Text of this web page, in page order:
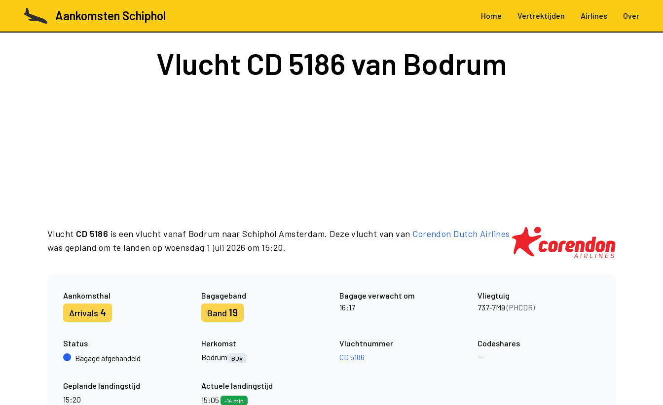
Aankomsten Schiphol Home Vertrektijden Airlines Over
Vlucht CD 5186 van Bodrum
Vlucht CD 5186 is een vlucht vanaf Bodrum naar Schiphol Amsterdam. Deze vlucht van van Corendon Dutch Airlines
was gepland om te landen op woensdag 1 juli 2026 om 15:20.
Aankomsthal
Arrivals 4
Bagageband
Band 19
Bagage verwacht om
16:17
Vliegtuig
737-7M9(PHCDR)
Status
Bagage afgehandeld
Herkomst
Bodrum
BJV
Vluchtnummer
CD 5186
Codeshares
—
Geplande landingstijd
15:20
Actuele landingstijd
15:05
-14 min